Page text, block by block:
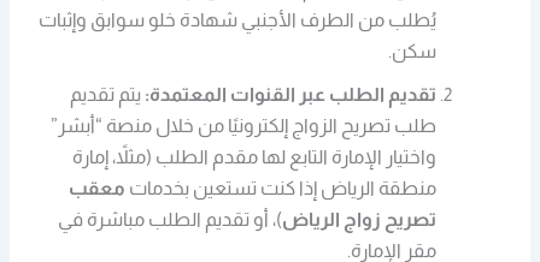
يُطلب من الطرف الأجنبي شهادة خلو سوابق وإثبات
سكن.
تقديم الطلب عبر القنوات المعتمدة: يتم تقديم
طلب تصريح الزواج إلكترونيًا من خلال منصة “أبشر”
واختيار الإمارة التابع لها مقدم الطلب (مثلاً، إمارة
منطقة الرياض إذا كنت تستعين بخدمات معقب
تصريح زواج الرياض)، أو تقديم الطلب مباشرة في
مقر الإمارة.